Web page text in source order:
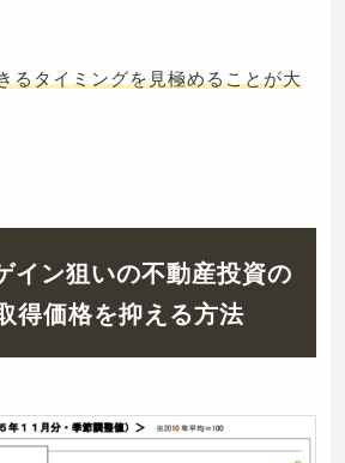
るタイミングを見極めることが大
イン狙いの不動産投資の
得価格を抑える方法